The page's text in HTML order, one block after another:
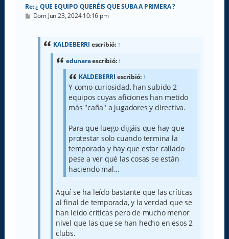
Re: ¿ QUE EQUIPO QUERÉIS QUE SUBA A PRIMERA ?
M
Dom Jun 23, 2024 10:16 pm
KALDEBERRI escribió: ↑
edunaraescribió:↑
KALDEBERRI escribió: ↑
Y como curiosidad, han subido 2
equipos cuyas aficiones han metido
más "caña" a jugadores y directiva.
Para que luego digáis que hay que
protestar solo cuando termina la
temporada y hay que estar callado
pese a ver qué las cosas se están
haciendo mal...
Aquí se ha leído bastante que las críticas
al final de temporada, y la verdad que se
han leído críticas pero de mucho menor
nivel que las que se han hecho en esos 2
clubs.